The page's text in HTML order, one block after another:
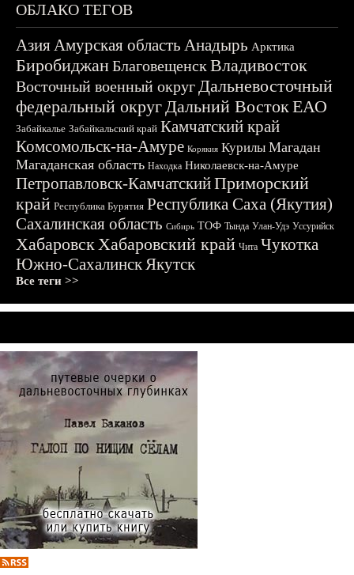
ОБЛАКО ТЕГОВ
АзияАмурская область Анадырь Арктика
БиробиджанБлаговещенскВладивосток
Восточный военный округДальневосточный
федеральный округДальний ВостокЕАО
Забайкалье Забайкальский край Камчатский край
Комсомольск-на-Амуре Корякия Курилы Магадан
Магаданская область Находка Николаевск-на-Амуре
Петропавловск-КамчатскийПриморский
край Республика Бурятия Республика Саха (Якутия)
Сахалинская область Сибирь ТОФ Тында Улан-Удэ Уссурийск
ХабаровскХабаровский край Чита Чукотка
Южно-СахалинскЯкутск
Все теги >>